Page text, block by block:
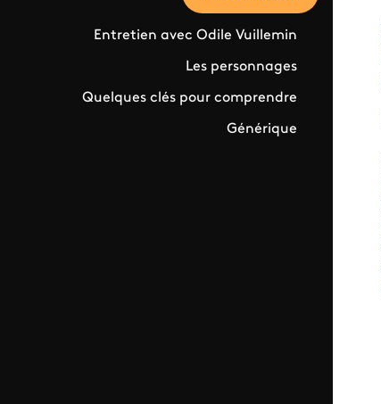
Entretien avec Odile Vuillemin
Les personnages
Quelques clés pour comprendre
Générique